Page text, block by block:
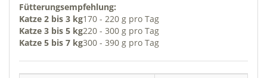
Fütterungsempfehlung:
Katze 2 bis 3 kg170 - 220 g pro Tag
Katze 3 bis 5 kg220 - 300 g pro Tag
Katze 5 bis 7 kg300 - 390 g pro Tag